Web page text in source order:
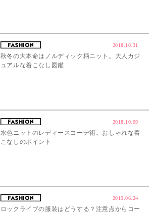
2018.10.31
秋冬の大本命はノルディック柄ニット。大人カジ
ュアルな着こなし図鑑
2018.10.09
水色ニットのレディースコーデ術。おしゃれな着
こなしのポイント
2019.06.24
ロックライブの服装はどうする？注意点からコー